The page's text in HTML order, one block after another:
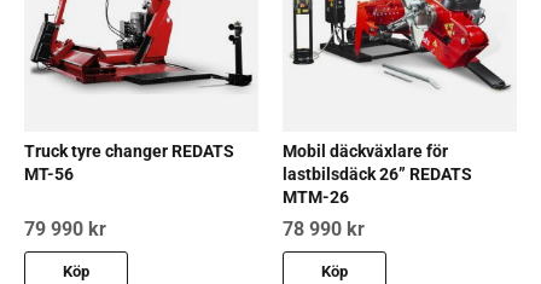
Truck tyre changer REDATS
MT-56
79 990 kr
Köp
Mobil däckväxlare för
lastbilsdäck 26” REDATS
MTM-26
78 990 kr
Köp